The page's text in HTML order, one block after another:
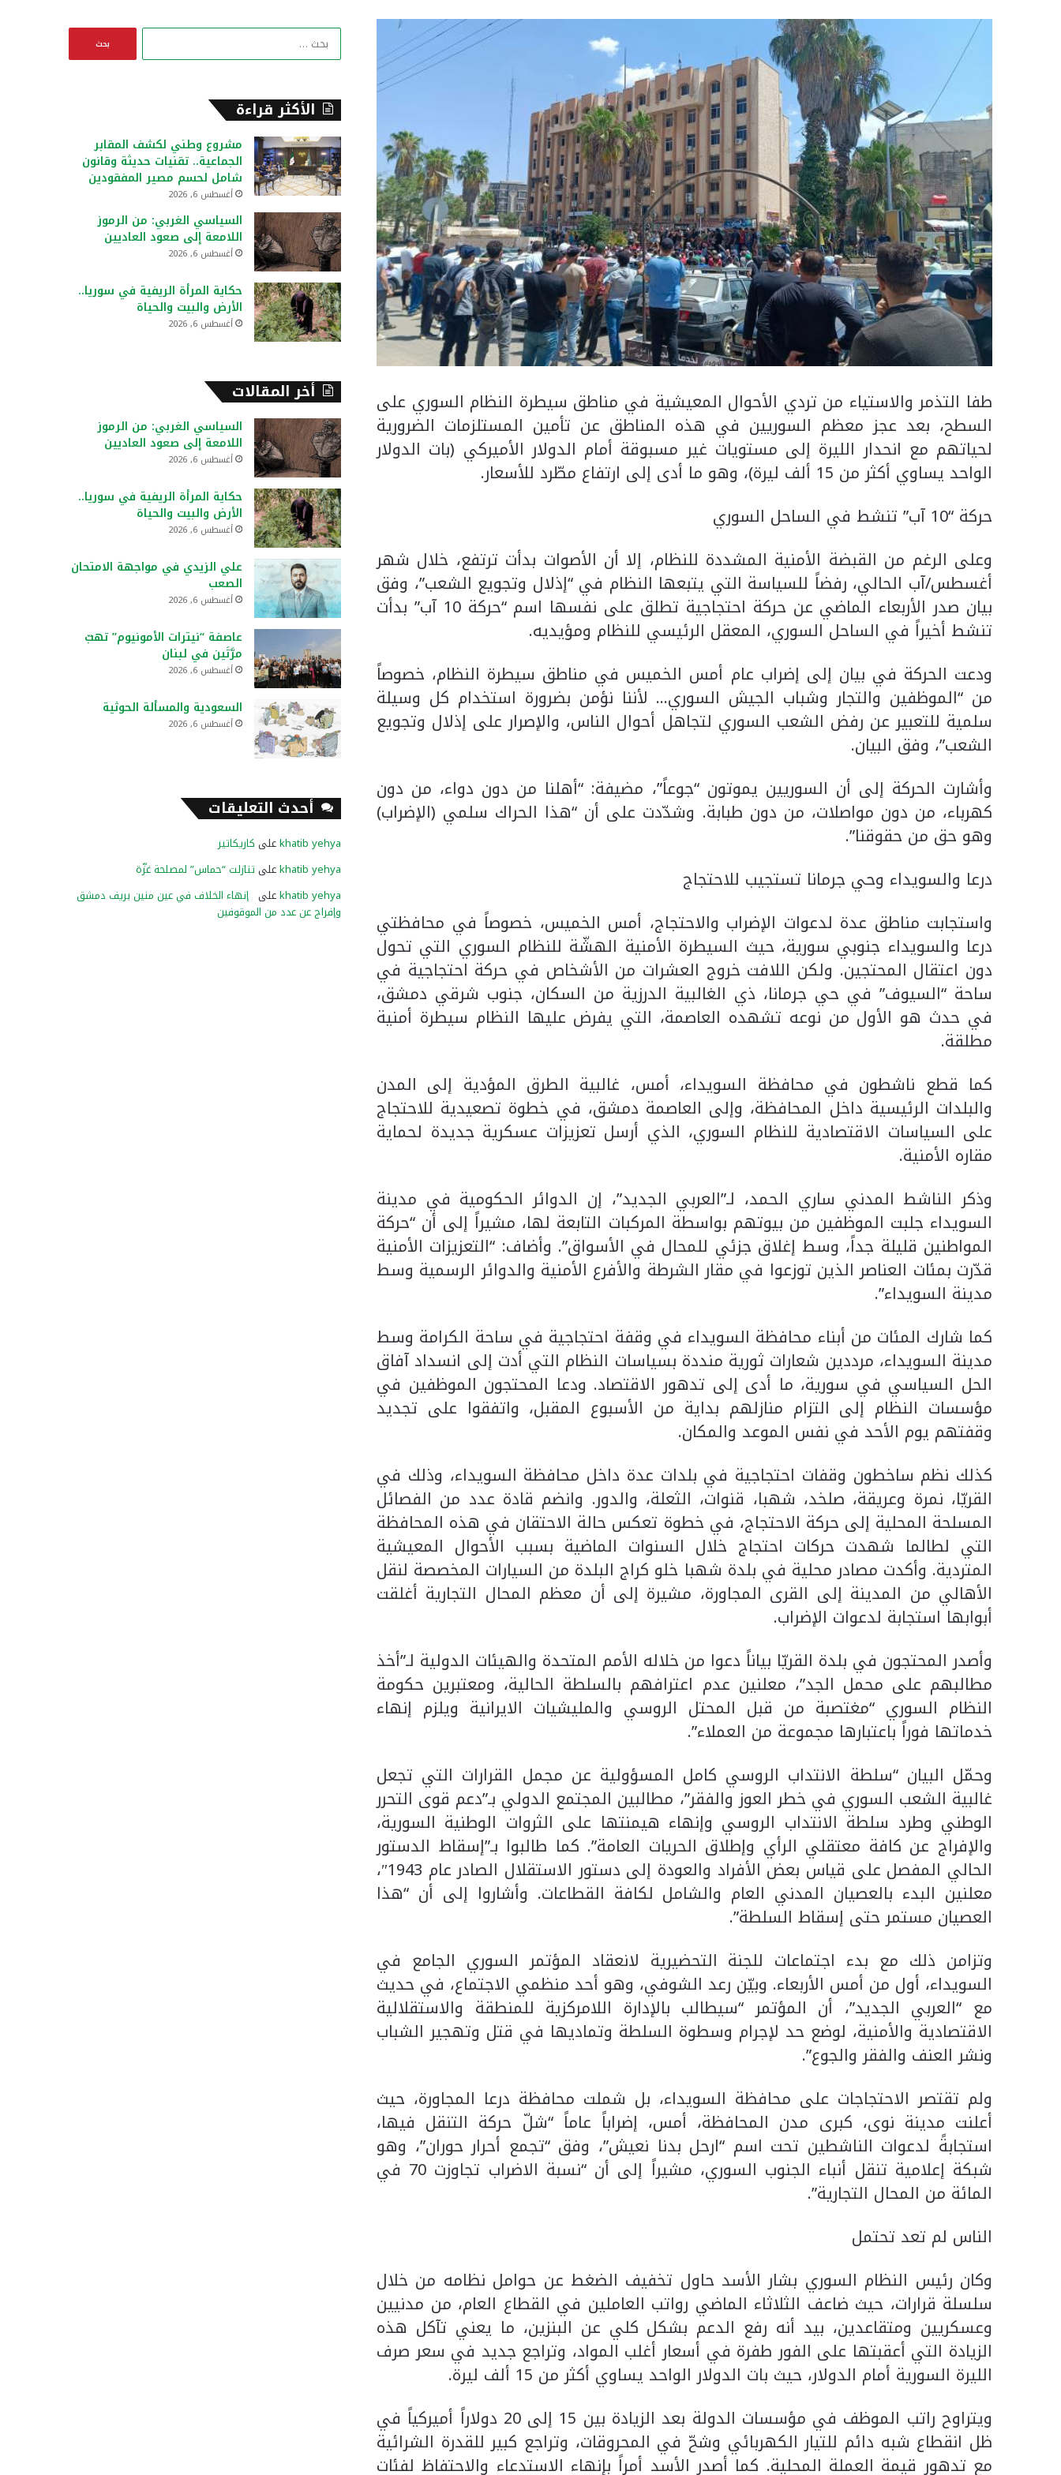
طفا التذمر والاستياء من تردي الأحوال المعيشية في مناطق سيطرة النظام السوري على
السطح، بعد عجز معظم السوريين في هذه المناطق عن تأمين المستلزمات الضرورية
لحياتهم مع انحدار الليرة إلى مستويات غير مسبوقة أمام الدولار الأميركي (بات الدولار
الواحد يساوي أكثر من 15 ألف ليرة)، وهو ما أدى إلى ارتفاع مطّرد للأسعار.
حركة “10 آب” تنشط في الساحل السوري
وعلى الرغم من القبضة الأمنية المشددة للنظام، إلا أن الأصوات بدأت ترتفع، خلال شهر
أغسطس/آب الحالي، رفضاً للسياسة التي يتبعها النظام في “إذلال وتجويع الشعب”، وفق
بيان صدر الأربعاء الماضي عن حركة احتجاجية تطلق على نفسها اسم “حركة 10 آب” بدأت
تنشط أخيراً في الساحل السوري، المعقل الرئيسي للنظام ومؤيديه.
ودعت الحركة في بيان إلى إضراب عام أمس الخميس في مناطق سيطرة النظام، خصوصاً
من “الموظفين والتجار وشباب الجيش السوري… لأننا نؤمن بضرورة استخدام كل وسيلة
سلمية للتعبير عن رفض الشعب السوري لتجاهل أحوال الناس، والإصرار على إذلال وتجويع
الشعب”، وفق البيان.
وأشارت الحركة إلى أن السوريين يموتون “جوعاً”، مضيفة: “أهلنا من دون دواء، من دون
كهرباء، من دون مواصلات، من دون طبابة. وشدّدت على أن “هذا الحراك سلمي (الإضراب)
وهو حق من حقوقنا”.
درعا والسويداء وحي جرمانا تستجيب للاحتجاج
واستجابت مناطق عدة لدعوات الإضراب والاحتجاج، أمس الخميس، خصوصاً في محافظتي
درعا والسويداء جنوبي سورية، حيث السيطرة الأمنية الهشّة للنظام السوري التي تحول
دون اعتقال المحتجين. ولكن اللافت خروج العشرات من الأشخاص في حركة احتجاجية في
ساحة “السيوف” في حي جرمانا، ذي الغالبية الدرزية من السكان، جنوب شرقي دمشق،
في حدث هو الأول من نوعه تشهده العاصمة، التي يفرض عليها النظام سيطرة أمنية
مطلقة.
كما قطع ناشطون في محافظة السويداء، أمس، غالبية الطرق المؤدية إلى المدن
والبلدات الرئيسية داخل المحافظة، وإلى العاصمة دمشق، في خطوة تصعيدية للاحتجاج
على السياسات الاقتصادية للنظام السوري، الذي أرسل تعزيزات عسكرية جديدة لحماية
مقاره الأمنية.
وذكر الناشط المدني ساري الحمد، لـ”العربي الجديد”، إن الدوائر الحكومية في مدينة
السويداء جلبت الموظفين من بيوتهم بواسطة المركبات التابعة لها، مشيراً إلى أن “حركة
المواطنين قليلة جداً، وسط إغلاق جزئي للمحال في الأسواق”. وأضاف: “التعزيزات الأمنية
قدّرت بمئات العناصر الذين توزعوا في مقار الشرطة والأفرع الأمنية والدوائر الرسمية وسط
مدينة السويداء”.
كما شارك المئات من أبناء محافظة السويداء في وقفة احتجاجية في ساحة الكرامة وسط
مدينة السويداء، مرددين شعارات ثورية منددة بسياسات النظام التي أدت إلى انسداد آفاق
الحل السياسي في سورية، ما أدى إلى تدهور الاقتصاد. ودعا المحتجون الموظفين في
مؤسسات النظام إلى التزام منازلهم بداية من الأسبوع المقبل، واتفقوا على تجديد
وقفتهم يوم الأحد في نفس الموعد والمكان.
كذلك نظم ساخطون وقفات احتجاجية في بلدات عدة داخل محافظة السويداء، وذلك في
القريّا، نمرة وعريقة، صلخد، شهبا، قنوات، الثعلة، والدور. وانضم قادة عدد من الفصائل
المسلحة المحلية إلى حركة الاحتجاج، في خطوة تعكس حالة الاحتقان في هذه المحافظة
التي لطالما شهدت حركات احتجاج خلال السنوات الماضية بسبب الأحوال المعيشية
المتردية. وأكدت مصادر محلية في بلدة شهبا خلو كراج البلدة من السيارات المخصصة لنقل
الأهالي من المدينة إلى القرى المجاورة، مشيرة إلى أن معظم المحال التجارية أغلقت
أبوابها استجابة لدعوات الإضراب.
وأصدر المحتجون في بلدة القريّا بياناً دعوا من خلاله الأمم المتحدة والهيئات الدولية لـ”أخذ
مطالبهم على محمل الجد”، معلنين عدم اعترافهم بالسلطة الحالية، ومعتبرين حكومة
النظام السوري “مغتصبة من قبل المحتل الروسي والمليشيات الايرانية ويلزم إنهاء
خدماتها فوراً باعتبارها مجموعة من العملاء”.
وحمّل البيان “سلطة الانتداب الروسي كامل المسؤولية عن مجمل القرارات التي تجعل
غالبية الشعب السوري في خطر العوز والفقر”، مطالبين المجتمع الدولي بـ”دعم قوى التحرر
الوطني وطرد سلطة الانتداب الروسي وإنهاء هيمنتها على الثروات الوطنية السورية،
والإفراج عن كافة معتقلي الرأي وإطلاق الحريات العامة”. كما طالبوا بـ”إسقاط الدستور
الحالي المفصل على قياس بعض الأفراد والعودة إلى دستور الاستقلال الصادر عام 1943″،
معلنين البدء بالعصيان المدني العام والشامل لكافة القطاعات. وأشاروا إلى أن “هذا
العصيان مستمر حتى إسقاط السلطة”.
وتزامن ذلك مع بدء اجتماعات للجنة التحضيرية لانعقاد المؤتمر السوري الجامع في
السويداء، أول من أمس الأربعاء. وبيّن رعد الشوفي، وهو أحد منظمي الاجتماع، في حديث
مع “العربي الجديد”، أن المؤتمر “سيطالب بالإدارة اللامركزية للمنطقة والاستقلالية
الاقتصادية والأمنية، لوضع حد لإجرام وسطوة السلطة وتماديها في قتل وتهجير الشباب
ونشر العنف والفقر والجوع”.
ولم تقتصر الاحتجاجات على محافظة السويداء، بل شملت محافظة درعا المجاورة، حيث
أعلنت مدينة نوى، كبرى مدن المحافظة، أمس، إضراباً عاماً “شلّ حركة التنقل فيها،
استجابةً لدعوات الناشطين تحت اسم “ارحل بدنا نعيش”، وفق “تجمع أحرار حوران”، وهو
شبكة إعلامية تنقل أنباء الجنوب السوري، مشيراً إلى أن “نسبة الاضراب تجاوزت 70 في
المائة من المحال التجارية”.
الناس لم تعد تحتمل
وكان رئيس النظام السوري بشار الأسد حاول تخفيف الضغط عن حوامل نظامه من خلال
سلسلة قرارات، حيث ضاعف الثلاثاء الماضي رواتب العاملين في القطاع العام، من مدنيين
وعسكريين ومتقاعدين، بيد أنه رفع الدعم بشكل كلي عن البنزين، ما يعني تآكل هذه
الزيادة التي أعقبتها على الفور طفرة في أسعار أغلب المواد، وتراجع جديد في سعر صرف
الليرة السورية أمام الدولار، حيث بات الدولار الواحد يساوي أكثر من 15 ألف ليرة.
ويتراوح راتب الموظف في مؤسسات الدولة بعد الزيادة بين 15 إلى 20 دولاراً أميركياً في
ظل انقطاع شبه دائم للتيار الكهربائي وشحّ في المحروقات، وتراجع كبير للقدرة الشرائية
مع تدهور قيمة العملة المحلية. كما أصدر الأسد أمراً بإنهاء الاستدعاء والاحتفاظ لفئات
ا
ن
:
الأكثر قراءة
مشروع وطني لكشف المقابر
الجماعية.. تقنيات حديثة وقانون
شامل لحسم مصير المفقودين
أغسطس 6, 2026
السياسي الغربي: من الرموز
اللامعة إلى صعود العاديين
أغسطس 6, 2026
حكاية المرأة الريفية في سوريا..
الأرض والبيت والحياة
أغسطس 6, 2026
أخر المقالات
السياسي الغربي: من الرموز
اللامعة إلى صعود العاديين
أغسطس 6, 2026
حكاية المرأة الريفية في سوريا..
الأرض والبيت والحياة
أغسطس 6, 2026
علي الزيدي في مواجهة الامتحان
الصعب
أغسطس 6, 2026
عاصفة “نيترات الأمونيوم” تهبّ
مرَّتَين في لبنان
أغسطس 6, 2026
السعودية والمسألة الحوثية
أغسطس 6, 2026
أحدث التعليقات
khatib yehyaعلى كاريكاتير
khatib yehyaعلى تنازلت “حماس” لمصلحة غزّة
khatib yehyaعلى إنهاء الخلاف في عين منين بريف دمشق
وإفراج عن عدد من الموقوفين